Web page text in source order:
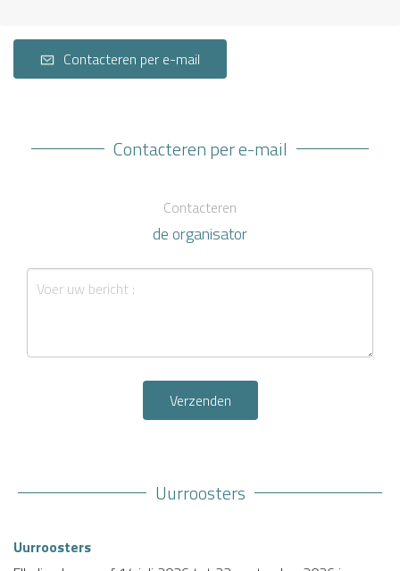
Contacteren per e-mail
Contacteren per e-mail
Contacteren
de organisator
Verzenden
Uurroosters
Uurroosters